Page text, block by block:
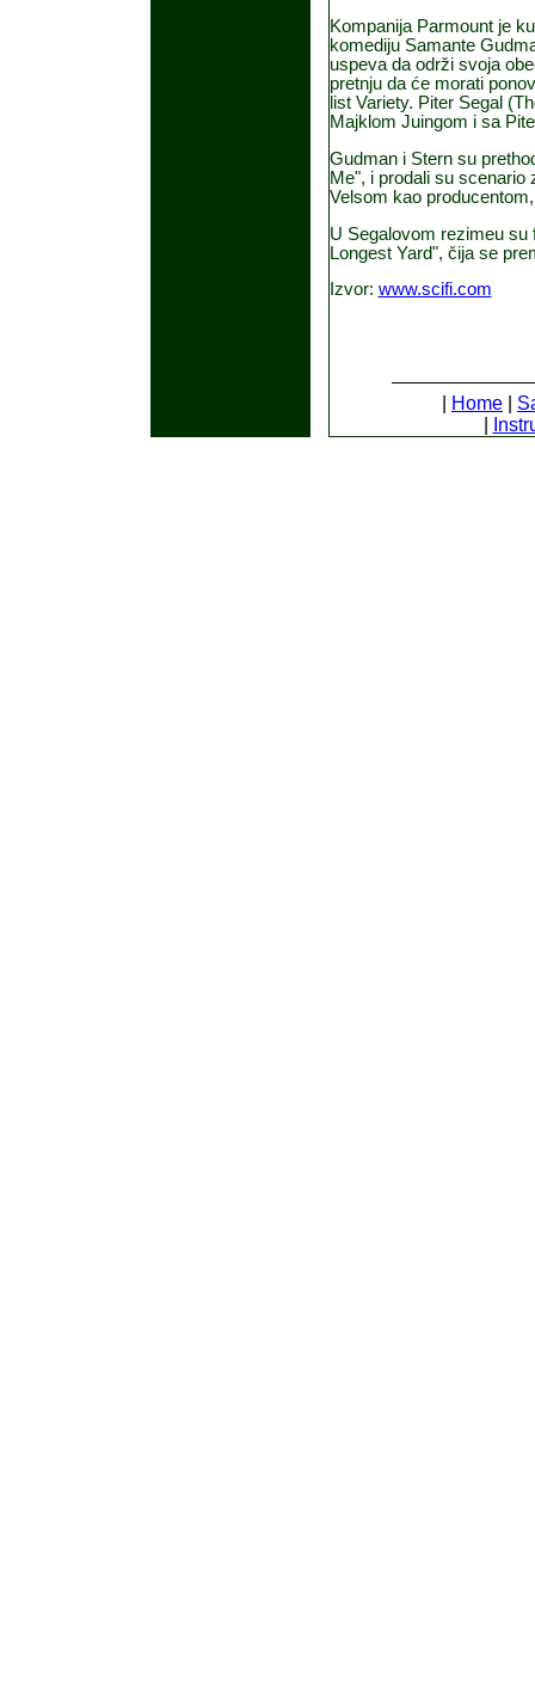
Kompanija Parmount je
komediju Samante
uspeva da održi svoja
pretnju da će morati
list Variety. Piter Segal
Majklom Juingom i sa
Gudman i Stern su
Me", i prodali su
Velsom kao
U Segalovom rezimeu su
Longest Yard", čija se
Izvor: www.scifi.com
Home